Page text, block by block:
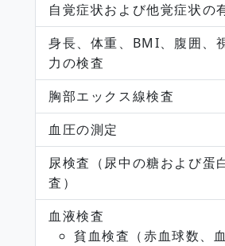
自覚症状および他覚症状の
身長、体重、BMI、腹囲、
力の検査
胸部エックス線検査
血圧の測定
尿検査（尿中の糖および蛋
査）
血液検査
貧血検査（赤血球数、